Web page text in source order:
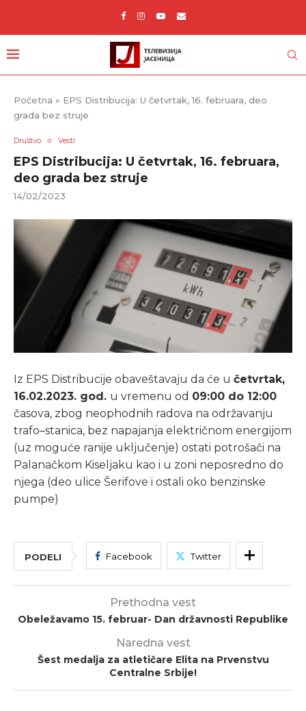
Početna » EPS Distribucija: U četvrtak, 16. februara, deo
grada bez struje
Društvo Vesti
EPS Distribucija: U četvrtak, 16. februara,
deo grada bez struje
14/02/2023
Iz EPS Distribucije obaveštavaju da će u četvrtak,
16.02.2023. god . u vremenu od 09:00 do 12:00
časova, zbog neophodnih radova na održavanju
trafo–stanica, bez napajanja električnom energijom
(uz moguće ranije uključenje) ostati potrošači na
Palanačkom Kiseljaku kao i u zoni neposredno do
njega (deo ulice Šerifove i ostali oko benzinske
pumpe)
PODELI Facebook Twitter
Prethodna vest
Obeležavamo 15. februar- Dan državnosti Republike
Naredna vest
Šest medalja za atletičare Elita na Prvenstvu
Centralne Srbije!